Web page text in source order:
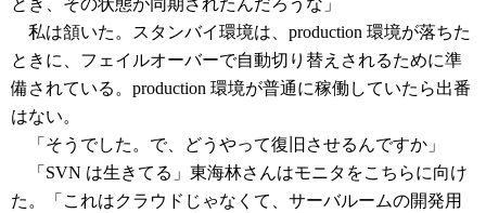
とき、その状態が同期されたんだろうな」
私は頷いた。スタンバイ環境は、production 環境が落ちた
ときに、フェイルオーバーで自動切り替えされるために準
備されている。production 環境が普通に稼働していたら出番
はない。
「そうでした。で、どうやって復旧させるんですか」
「SVN は生きてる」東海林さんはモニタをこちらに向け
た。「これはクラウドじゃなくて、サーバルームの開発用